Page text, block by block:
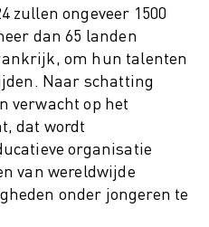
zullen ongeveer 1500
dan 65 landen
om hun talenten
Naar schatting
verwacht op het
dat wordt
organisatie
van wereldwijde
onder jongeren te